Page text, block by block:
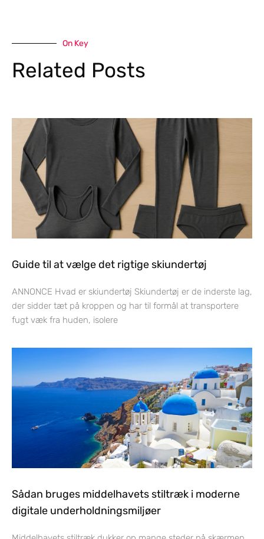
On Key
Related Posts
Guide til at vælge det rigtige skiundertøj
ANNONCE Hvad er skiundertøj Skiundertøj er de inderste lag,
der sidder tæt på kroppen og har til formål at transportere
fugt væk fra huden, isolere
Sådan bruges middelhavets stiltræk i moderne
digitale underholdningsmiljøer